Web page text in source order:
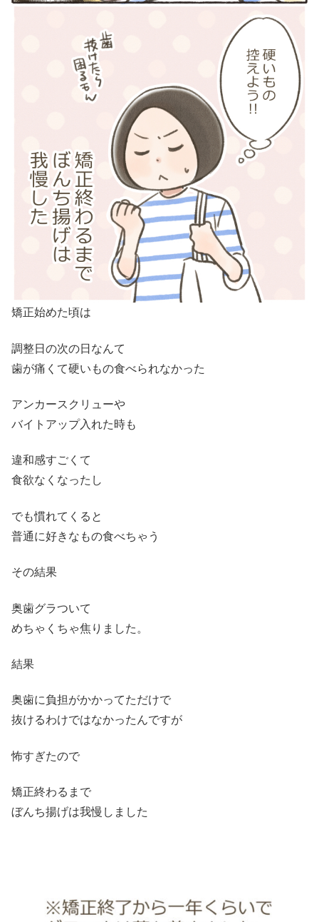
矯正始めた頃は
調整日の次の日なんて
歯が痛くて硬いもの食べられなかった
アンカースクリューや
バイトアップ入れた時も
違和感すごくて
食欲なくなったし
でも慣れてくると
普通に好きなもの食べちゃう
その結果
奥歯グラついて
めちゃくちゃ焦りました。
結果
奥歯に負担がかかってただけで
抜けるわけではなかったんですが
怖すぎたので
矯正終わるまで
ぼんち揚げは我慢しました